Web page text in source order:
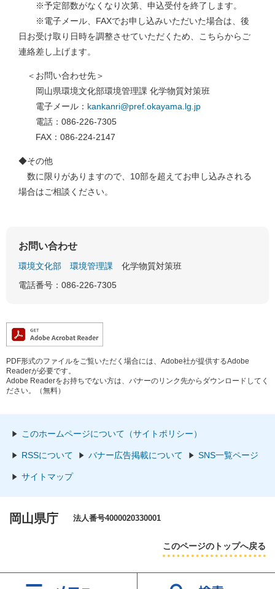
※予定部数がなくなり次第、申込受付を終了します。
※電子メール、FAXでお申し込みいただいた場合は、後
日お受け取り日時を調整させていただくため、こちらからご
連絡差し上げます。
＜お問い合わせ先＞
岡山県環境文化部環境管理課 化学物質対策班
電子メール： kankanri@pref.okayama.lg.jp
電話：086-226-7305
FAX：086-224-2147
◆その他
数に限りがありますので、10部を超えてお申し込みされる
場合はご相談ください。
お問い合わせ
環境文化部 環境管理課
化学物質対策班
電話番号：086-226-7305
PDF形式のファイルをご覧いただく場合には、Adobe社が提供するAdobe
Readerが必要です。
Adobe Readerをお持ちでない方は、バナーのリンク先からダウンロードしてく
ださい。（無料）
このホームページについて（サイトポリシー）
RSSについて バナー広告掲載について SNS一覧ページ
サイトマップ
岡山県庁 法人番号4000020330001
このページのトップへ戻る